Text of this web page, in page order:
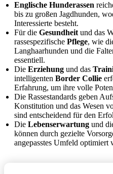
Englische Hunderassen
bis zu großen Jagdhunden,
Interessierte besteht.
Für die Gesundheitund das
rassespezifische Pflege, wie
Langhaarhunden und die
essentiell.
Die Erziehung und das
intelligenten Border Collie
Erfahrung, um ihre volle
Die Rassestandards geben
Konstitution und das Wesen
sind entscheidend für den
Die Lebenserwartung und
können durch gezielte
angepasstes Umfeld optimiert